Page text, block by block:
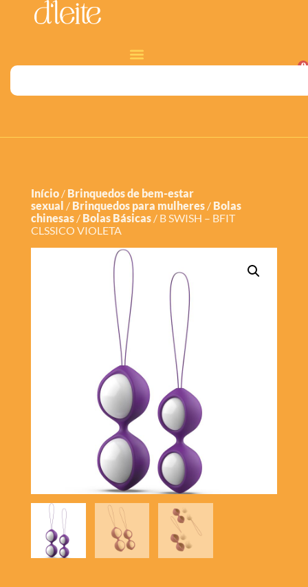
0
Início/ Brinquedos de bem-estar
sexual / Brinquedos para mulheres/ Bolas
chinesas/ Bolas Básicas/ B SWISH – BFIT
CLSSICO VIOLETA